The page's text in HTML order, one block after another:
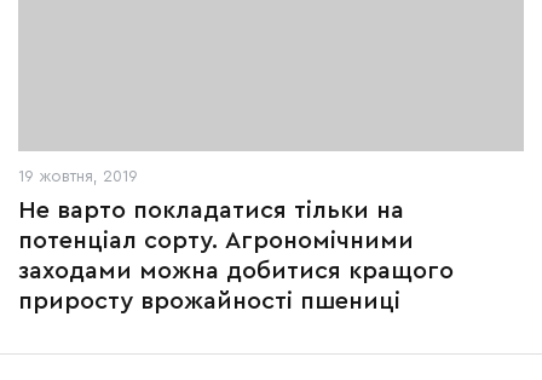
19 жовтня, 2019
Не варто покладатися тільки на
потенціал сорту. Агрономічними
заходами можна добитися кращого
приросту врожайності пшениці